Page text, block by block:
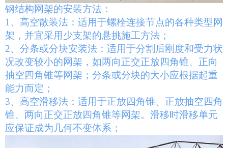
钢结构网架的安装方法：
1、高空散装法：适用于螺栓连接节点的各种类型网
架，并宜采用少支架的悬挑施工方法；
2、分条或分块安装法：适用于分割后刚度和受力状
况改变较小的网架，如两向正交正放四角锥、正向
抽空四角锥等网架；分条或分块的大小应根据起重
能力而定；
3、高空滑移法：适用于正放四角锥、正放抽空四角
锥、两向正交正放四角锥等网架。滑移时滑移单元
应保证成为几何不变体系；